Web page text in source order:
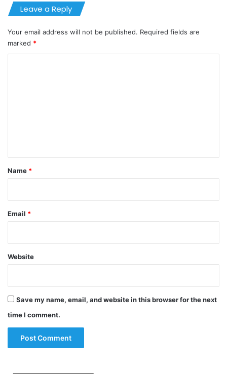
Leave a Reply
Your email address will not be published. Required fields are
marked *
*
Name *
Email *
Website
Save my name, email, and website in this browser for the next
time I comment.